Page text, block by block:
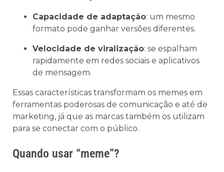
Capacidade de adaptação: um mesmo
formato pode ganhar versões diferentes.
Velocidade de viralização: se espalham
rapidamente em redes sociais e aplicativos
de mensagem.
Essas características transformam os memes em
ferramentas poderosas de comunicação e até de
marketing, já que as marcas também os utilizam
para se conectar com o público.
Quando usar “meme”?